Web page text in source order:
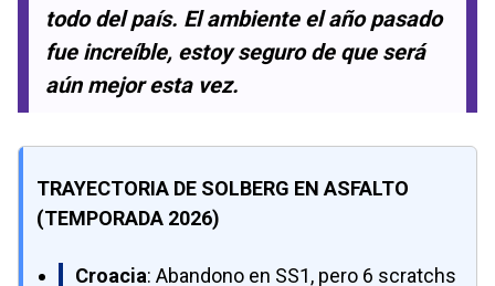
todo del país. El ambiente el año pasado
fue increíble, estoy seguro de que será
aún mejor esta vez.
TRAYECTORIA DE SOLBERG EN ASFALTO
(TEMPORADA 2026)
Croacia: Abandono en SS1, pero 6 scratchs